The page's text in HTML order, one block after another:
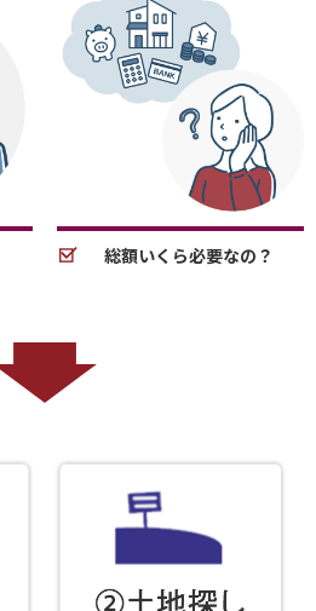
総額いくら必要なの？